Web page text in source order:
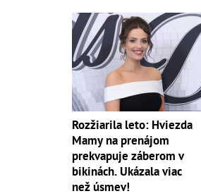
Rozžiarila leto: Hviezda
Mamy na prenájom
prekvapuje záberom v
bikinách. Ukázala viac
než úsmev!